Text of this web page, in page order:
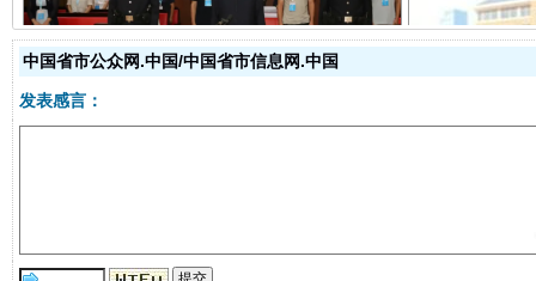
受贿1.44亿！段成刚被判无期 从幼
中国省市公众网.中国/中国省市信息网.中国
发表感言：